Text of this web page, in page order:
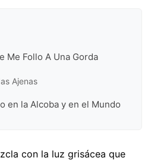
Me Follo A Una Gorda
Ajenas
en la Alcoba y en el Mundo
con la luz grisácea que